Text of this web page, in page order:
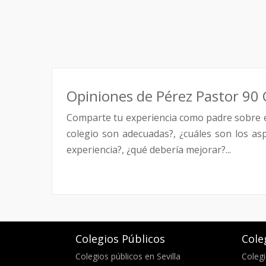
Opiniones de Pérez Pastor 90
Comparte tu experiencia como padre sobre
colegio son adecuadas?, ¿cuáles son los
experiencia?, ¿qué debería mejorar?...
Colegios Públicos
Colegios públicos en Sevilla